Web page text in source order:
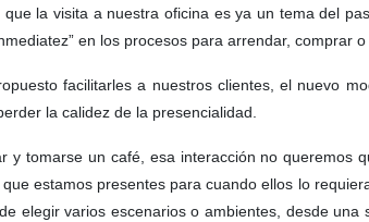
la visita a nuestra oficina es ya un tema del
en los procesos para arrendar, comprar
facilitarles a nuestros clientes, el nuevo
la calidez de la presencialidad.
tomarse un café, esa interacción no queremos
estamos presentes para cuando ellos lo
elegir varios escenarios o ambientes, desde